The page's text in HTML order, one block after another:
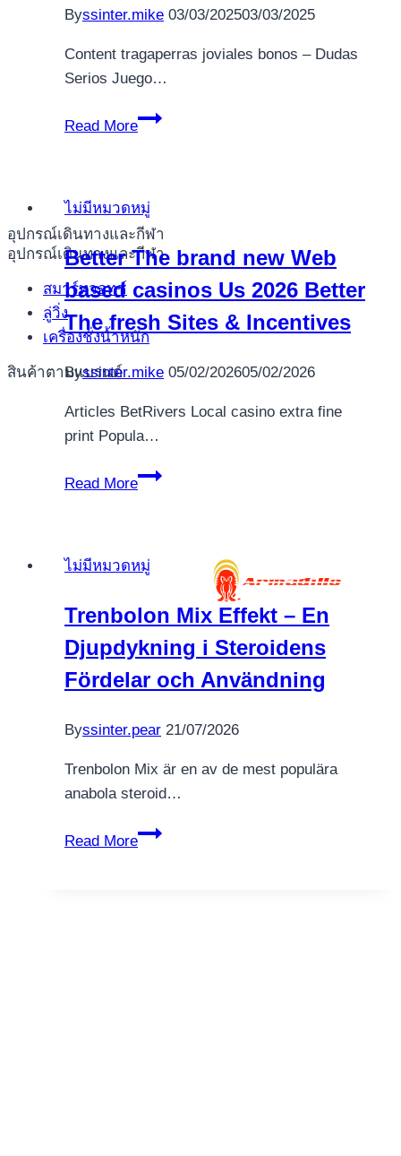
อุปกรณ์เดินทางและกีฬา
อุปกรณ์เดินทางและกีฬา
สมาร์ทวอทช์
ลู่วิ่ง
เครื่องชั่งน้ำหนัก
สินค้าตามแบรนด์
Kostenlos
Byssinter.mike 03/03/202503/03/2025
Content tragaperras joviales bonos – Dudas
Serios Juego…
Read More
Play
Demo
Games
ไม่มีหมวดหมู่
Better The brand new Web
based casinos Us 2026 Better
The fresh Sites & Incentives
Byssinter.mike 05/02/202605/02/2026
Articles BetRivers Local casino extra fine
print Popula…
Read More
Better
Web
casinos
Us
Better
fresh
Sites
&
ไม่มีหมวดหมู่
Trenbolon Mix Effekt – En
Djupdykning i Steroidens
Fördelar och Användning
Byssinter.pear 21/07/2026
Trenbolon Mix är en av de mest populära
anabola steroid…
Read More
Trenbolon